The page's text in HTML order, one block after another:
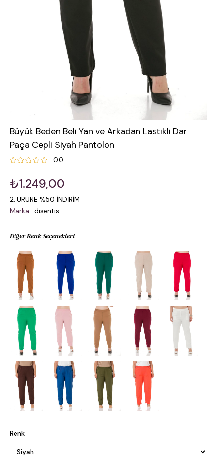
Büyük Beden Beli Yan ve Arkadan Lastikli Dar
Paça Cepli Siyah Pantolon
0.0
₺1.249,00
2. ÜRÜNE %50 İNDİRİM
Marka : disentis
Diğer Renk Seçenekleri
Renk